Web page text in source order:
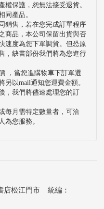
權保護，恕無法接受退貨。
同產品。
銷售，若在您完成訂單程序
商品，本公司保留出貨與否
速度為您下單調貨。但恐原
，缺書部份我們將為您進行
，當您進購物車下訂單選
另以mail通知您運費金額。
，我們將儘速處理您的訂
每月需特定數量者，可洽
為您服務。
店松江門市 統編：